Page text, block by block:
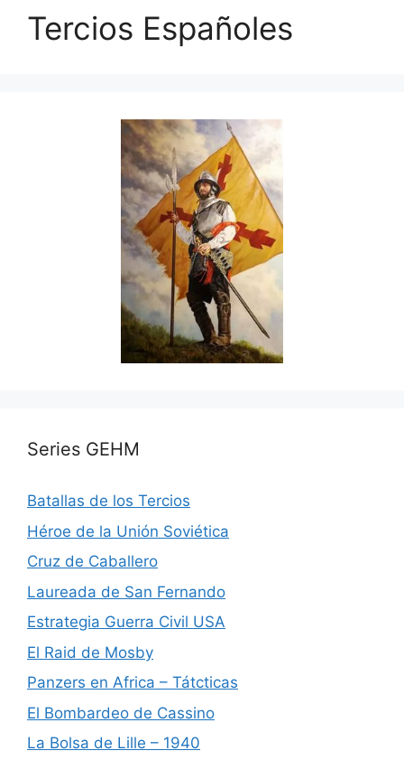
Tercios Españoles
Series GEHM
Batallas de los Tercios
Héroe de la Unión Soviética
Cruz de Caballero
Laureada de San Fernando
Estrategia Guerra Civil USA
El Raid de Mosby
Panzers en Africa – Tátcticas
El Bombardeo de Cassino
La Bolsa de Lille – 1940